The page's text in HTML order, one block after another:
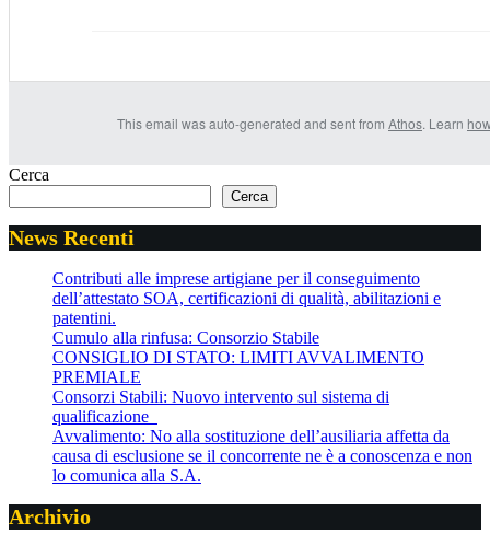
This email was auto-generated and sent from Athos. Learn
Cerca
Cerca
News Recenti
Contributi alle imprese artigiane per il conseguimento
dell’attestato SOA, certificazioni di qualità, abilitazioni e
patentini.
Cumulo alla rinfusa: Consorzio Stabile
CONSIGLIO DI STATO: LIMITI AVVALIMENTO
PREMIALE
Consorzi Stabili: Nuovo intervento sul sistema di
qualificazione
Avvalimento: No alla sostituzione dell’ausiliaria affetta da
causa di esclusione se il concorrente ne è a conoscenza e non
lo comunica alla S.A.
Archivio